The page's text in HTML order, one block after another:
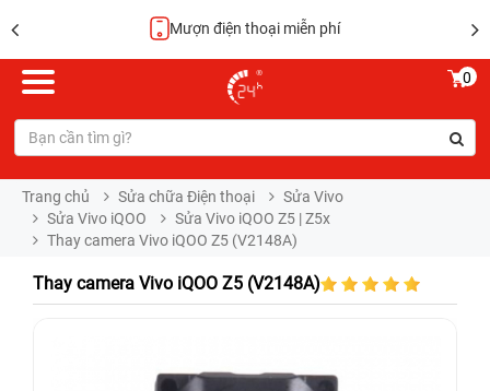
Mượn điện thoại miễn phí
0
Trang chủ Sửa chữa Điện thoại
Sửa Vivo
Sửa Vivo iQOO
Sửa Vivo iQOO Z5 | Z5x
Thay camera Vivo iQOO Z5 (V2148A)
Thay camera Vivo iQOO Z5 (V2148A)